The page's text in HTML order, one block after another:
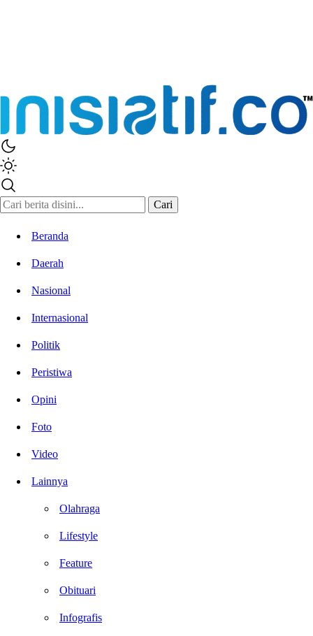
Cari
Beranda
Daerah
Nasional
Internasional
Politik
Peristiwa
Opini
Foto
Video
Lainnya
Olahraga
Lifestyle
Feature
Obituari
Infografis